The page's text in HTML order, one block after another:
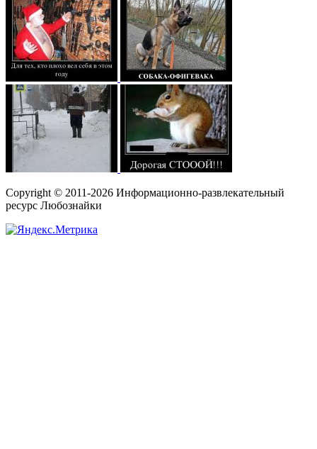
Copyright © 2011-2026 Информационно-развлекательный
ресурс Любознайки